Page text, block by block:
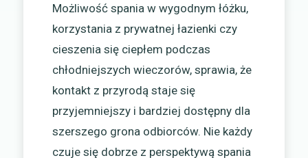
Możliwość spania w wygodnym łóżku,
korzystania z prywatnej łazienki czy
cieszenia się ciepłem podczas
chłodniejszych wieczorów, sprawia, że
kontakt z przyrodą staje się
przyjemniejszy i bardziej dostępny dla
szerszego grona odbiorców. Nie każdy
czuje się dobrze z perspektywą spania